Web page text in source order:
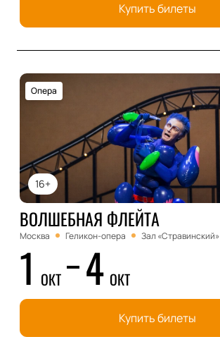
Купить билеты
16+
Опера
ВОЛШЕБНАЯ ФЛЕЙТА
Москва Геликон-опера Зал «Стравинский»
1 ОКТ 4 ОКТ
Купить билеты